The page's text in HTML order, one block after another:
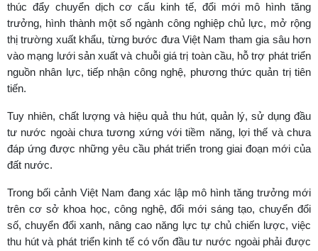
thúc đẩy chuyển dịch cơ cấu kinh tế, đổi mới mô hình tăng
trưởng, hình thành một số ngành công nghiệp chủ lực, mở rộng
thị trường xuất khẩu, từng bước đưa Việt Nam tham gia sâu hơn
vào mạng lưới sản xuất và chuỗi giá trị toàn cầu, hỗ trợ phát triển
nguồn nhân lực, tiếp nhận công nghệ, phương thức quản trị tiên
tiến.
Tuy nhiên, chất lượng và hiệu quả thu hút, quản lý, sử dụng đầu
tư nước ngoài chưa tương xứng với tiềm năng, lợi thế và chưa
đáp ứng được những yêu cầu phát triển trong giai đoạn mới của
đất nước.
Trong bối cảnh Việt Nam đang xác lập mô hình tăng trưởng mới
trên cơ sở khoa học, công nghệ, đổi mới sáng tạo, chuyển đổi
số, chuyển đổi xanh, nâng cao năng lực tự chủ chiến lược, việc
thu hút và phát triển kinh tế có vốn đầu tư nước ngoài phải được